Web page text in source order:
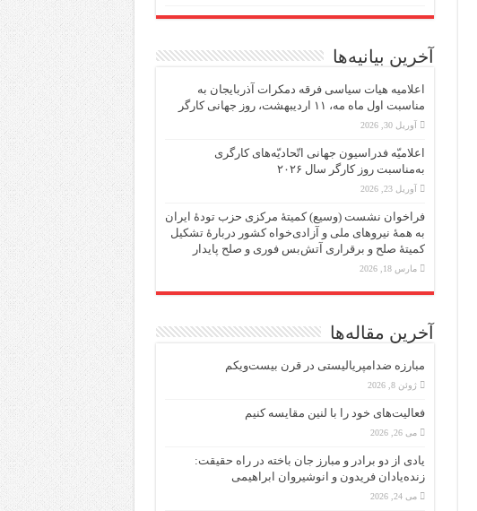
آخرین بیانیه‌ها
اعلامیه هیات سیاسی فرقه دمکرات آذربایجان به
مناسبت اول ماه مه، ۱۱ اردیبهشت، روز جهانی کارگر
آوریل 30, 2026
اعلامیّه فدراسیون جهانی اتّحادیّه‌های کارگری
به‌مناسبت روز کارگر سال ۲۰۲۶
آوریل 23, 2026
فراخوان نشست (وسیع)‌ کمیتهٔ‌ مرکزی حزب تودهٔ ایران
به همهٔ نیروهای ملی و آزادی‌خواه کشور دربارهٔ تشکیل
کمیتهٔ صلح و برقراری آتش‌بس فوری و صلح پایدار
مارس 18, 2026
آخرین مقاله‌ها
مبارزه ضد‌امپریالیستی در قرن بیست‌ویکم
ژوئن 8, 2026
فعالیت‌های خود را با لنین مقایسه کنیم
می 26, 2026
یادی از دو برادر و مبارز جان باخته در راه حقیقت:
زنده‌یادان فریدون و انوشیروان ابراهیمی
می 24, 2026